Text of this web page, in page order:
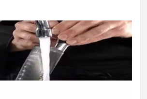
твердість та корозостійкість. У
м’ясника довго не затуплюється,
має довгий термін служби,
ефективність інвентарю.
обробки м’яса і кісток"2900"